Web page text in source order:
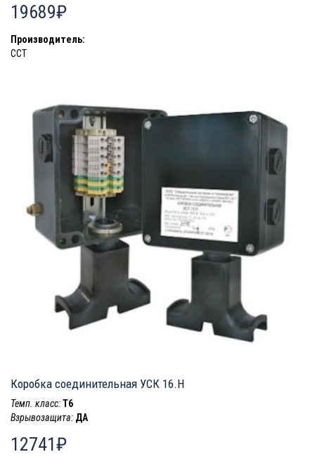
19689₽
Производитель:
ССТ
Коробка соединительная УСК 16.Н
Темп. класс:T6
Взрывозащита: ДА
12741₽